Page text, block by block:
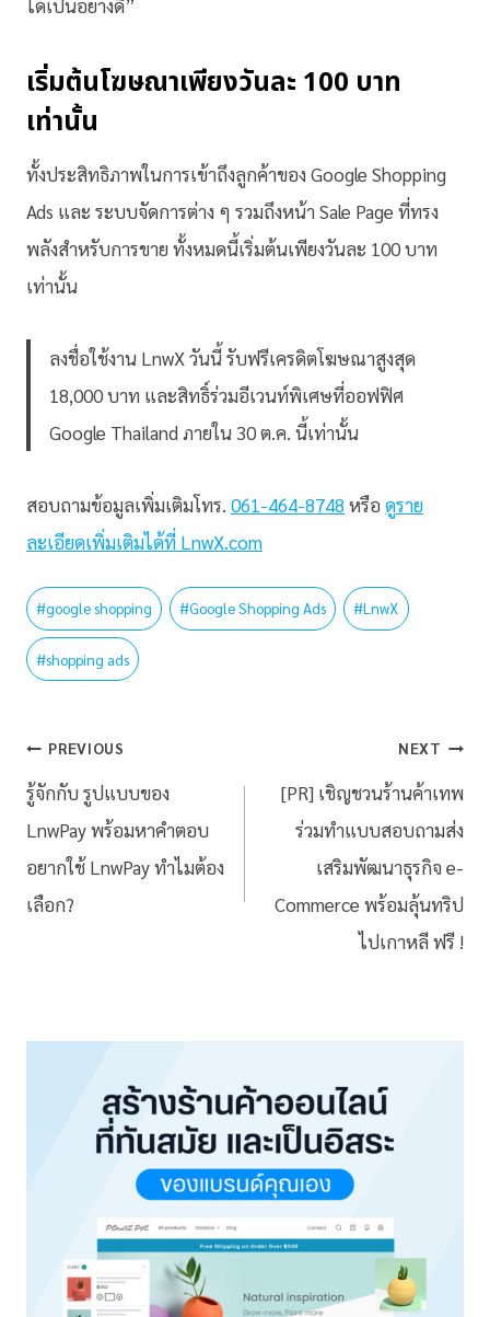
ได้เป็นอย่างดี”
เริ่มต้นโฆษณาเพียงวันละ 100 บาท
เท่านั้น
ทั้งประสิทธิภาพในการเข้าถึงลูกค้าของ Google Shopping
Ads และ ระบบจัดการต่าง ๆ รวมถึงหน้า Sale Page ที่ทรง
พลังสำหรับการขาย ทั้งหมดนี้เริ่มต้นเพียงวันละ 100 บาท
เท่านั้น
ลงชื่อใช้งาน LnwX วันนี้ รับฟรีเครดิตโฆษณาสูงสุด
18,000 บาท และสิทธิ์ร่วมอีเวนท์พิเศษที่ออฟฟิศ
Google Thailand ภายใน 30 ต.ค. นี้เท่านั้น
สอบถามข้อมูลเพิ่มเติมโทร. 061-464-8748 หรือ ดูราย
ละเอียดเพิ่มเติมได้ที่ LnwX.com
#google shopping #Google Shopping Ads #LnwX
#shopping ads
PREVIOUS
รู้จักกับ รูปแบบของ
LnwPay พร้อมหาคำตอบ
อยากใช้ LnwPay ทำไมต้อง
เลือก?
NEXT
[PR] เชิญชวนร้านค้าเทพ
ร่วมทำแบบสอบถามส่ง
เสริมพัฒนาธุรกิจ e-
Commerce พร้อมลุ้นทริป
ไปเกาหลี ฟรี !